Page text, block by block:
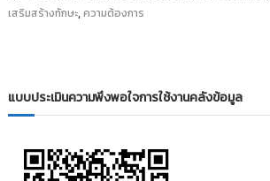
o
t
o
y
ง
บุ
รี
เสริมสร้างทักษะ,ความต้องการ
แบบประเมินความพึงพอใจการใช้งานคลังข้อมูล